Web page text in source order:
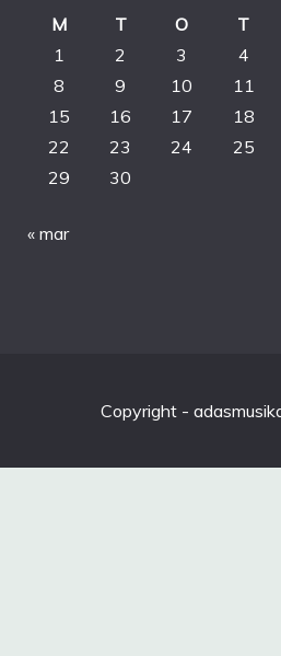
M
T O T
1
2 3 4
8
9 10 11
15
16 17 18
22
23 24 25
29
30
« mar
Copyright -